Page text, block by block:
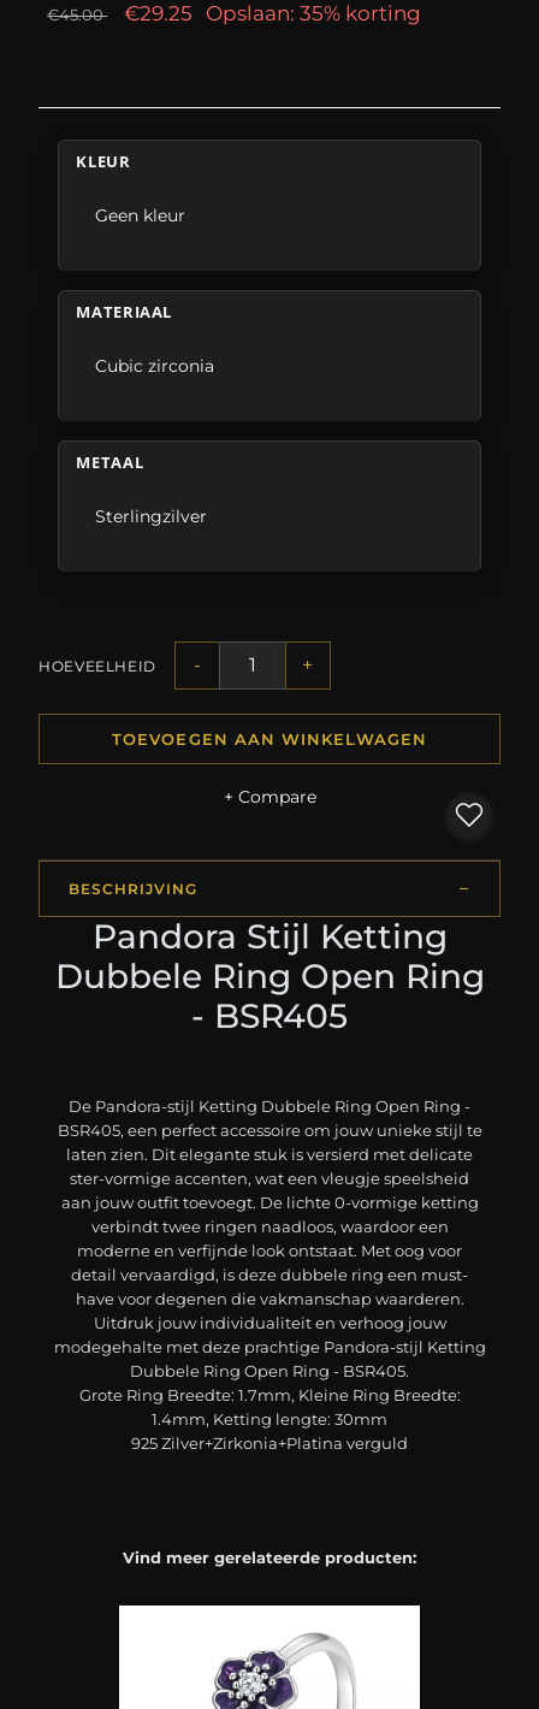
€45.00 €29.25 Opslaan: 35% korting
KLEUR
Geen kleur
MATERIAAL
Cubic zirconia
METAAL
Sterlingzilver
HOEVEELHEID - +
TOEVOEGEN AAN WINKELWAGEN
+ Compare
BESCHRIJVING
Pandora Stijl Ketting
Dubbele Ring Open Ring
- BSR405
De Pandora-stijl Ketting Dubbele Ring Open Ring -
BSR405, een perfect accessoire om jouw unieke stijl te
laten zien. Dit elegante stuk is versierd met delicate
ster-vormige accenten, wat een vleugje speelsheid
aan jouw outfit toevoegt. De lichte 0-vormige ketting
verbindt twee ringen naadloos, waardoor een
moderne en verfijnde look ontstaat. Met oog voor
detail vervaardigd, is deze dubbele ring een must-
have voor degenen die vakmanschap waarderen.
Uitdruk jouw individualiteit en verhoog jouw
modegehalte met deze prachtige Pandora-stijl Ketting
Dubbele Ring Open Ring - BSR405.
Grote Ring Breedte: 1.7mm, Kleine Ring Breedte:
1.4mm, Ketting lengte: 30mm
925 Zilver+Zirkonia+Platina verguld
Vind meer gerelateerde producten: